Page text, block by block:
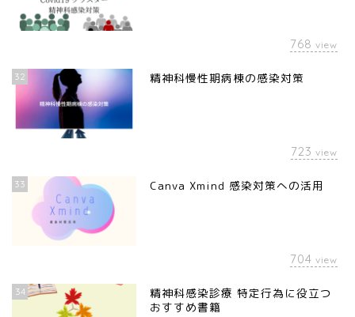
768 view
32 精神科慢性期病棟の感染対策
723 view
33 Canva Xmind 感染対策への活用
704 view
34
精神科感染診療 特定行為に役立つ
おすすめ書籍